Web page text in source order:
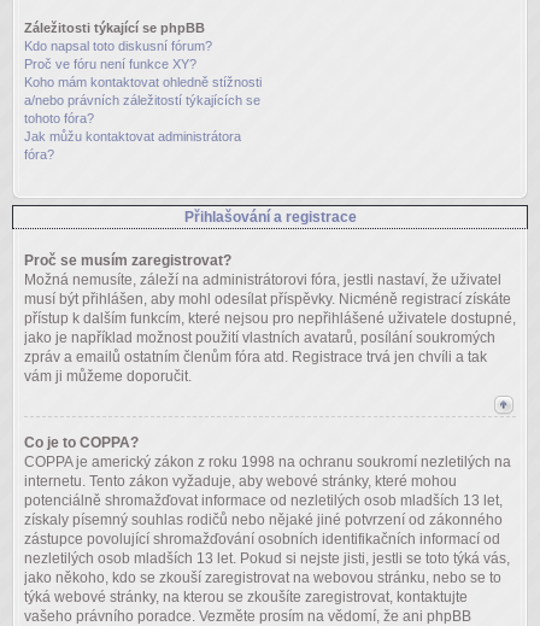
Záležitosti týkající se phpBB
Kdo napsal toto diskusní fórum?
Proč ve fóru není funkce XY?
Koho mám kontaktovat ohledně stížnosti
a/nebo právních záležitostí týkajících se
tohoto fóra?
Jak můžu kontaktovat administrátora
fóra?
Přihlašování a registrace
Proč se musím zaregistrovat?
Možná nemusíte, záleží na administrátorovi fóra, jestli nastaví, že uživatel
musí být přihlášen, aby mohl odesílat příspěvky. Nicméně registrací získáte
přístup k dalším funkcím, které nejsou pro nepřihlášené uživatele dostupné,
jako je například možnost použití vlastních avatarů, posílání soukromých
zpráv a emailů ostatním členům fóra atd. Registrace trvá jen chvíli a tak
vám ji můžeme doporučit.
Co je to COPPA?
COPPA je americký zákon z roku 1998 na ochranu soukromí nezletilých na
internetu. Tento zákon vyžaduje, aby webové stránky, které mohou
potenciálně shromažďovat informace od nezletilých osob mladších 13 let,
získaly písemný souhlas rodičů nebo nějaké jiné potvrzení od zákonného
zástupce povolující shromažďování osobních identifikačních informací od
nezletilých osob mladších 13 let. Pokud si nejste jisti, jestli se toto týká vás,
jako někoho, kdo se zkouší zaregistrovat na webovou stránku, nebo se to
týká webové stránky, na kterou se zkoušíte zaregistrovat, kontaktujte
vašeho právního poradce. Vezměte prosím na vědomí, že ani phpBB